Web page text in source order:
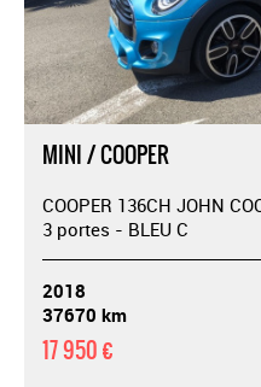
MINI / COOPER
COOPER 136CH JOHN
3 portes - BLEU C
2018
37670 km
17 950 €